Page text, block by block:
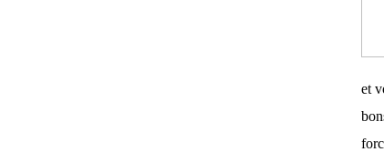
et